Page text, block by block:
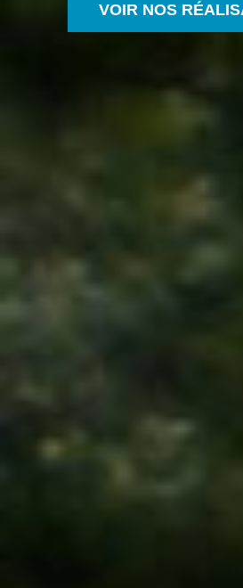
VOIR NOS